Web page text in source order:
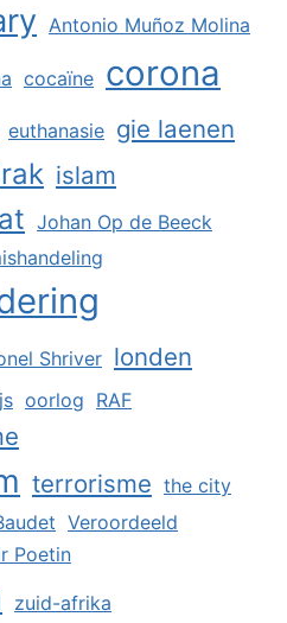
Antonio Muñoz Molina
cocaïne corona
euthanasie gie laenen
islam
Johan Op de Beeck
Shriver londen
oorlog RAF
terrorisme the city
Veroordeeld
Poetin
zuid-afrika